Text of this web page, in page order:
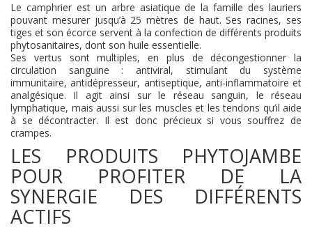
Le camphrier est un arbre asiatique de la famille des lauriers
pouvant mesurer jusqu’à 25 mètres de haut. Ses racines, ses
tiges et son écorce servent à la confection de différents produits
phytosanitaires, dont son huile essentielle.
Ses vertus sont multiples, en plus de décongestionner la
circulation sanguine : antiviral, stimulant du système
immunitaire, antidépresseur, antiseptique, anti-inflammatoire et
analgésique. Il agit ainsi sur le réseau sanguin, le réseau
lymphatique, mais aussi sur les muscles et les tendons qu’il aide
à se décontracter. Il est donc précieux si vous souffrez de
crampes.
LES PRODUITS PHYTOJAMBE
POUR PROFITER DE LA
SYNERGIE DES DIFFÉRENTS
ACTIFS